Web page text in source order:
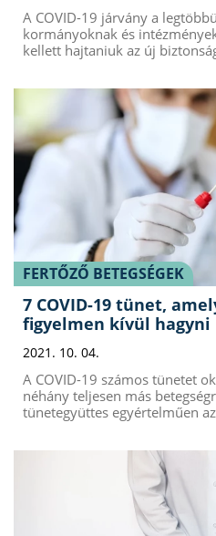
A COVID-19 járvány a
kormányoknak és
kellett hajtaniuk az új
FERTŐZŐ BETEGSÉGEK
7 COVID-19 tünet,
figyelmen kívül hagyni
2021. 10. 04.
A COVID-19 számos tünetet
néhány teljesen más
tünetegyüttes egyértelműen